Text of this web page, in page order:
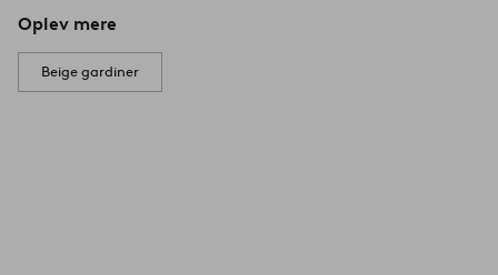
Oplev mere
Beige gardiner